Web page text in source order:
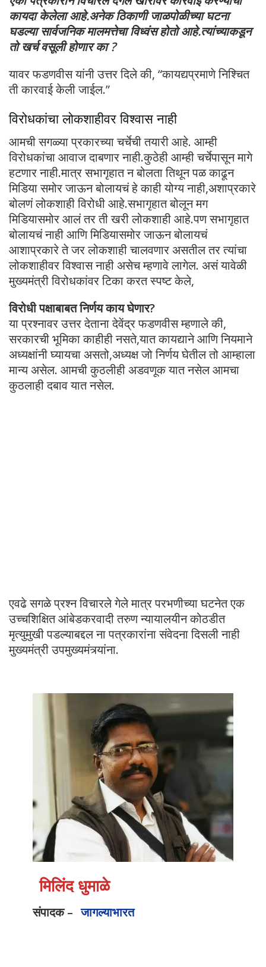
कायदा केलेला आहे.अनेक ठिकाणी जाळपोळीच्या घटना
घडल्या सार्वजनिक मालमत्तेचा विध्वंस होतो आहे.त्यांच्याकडून
तो खर्च वसूली होणार का ?
यावर फडणवीस यांनी उत्तर दिले की, “कायद्यप्रमाणे निश्चित
ती कारवाई केली जाईल.”
विरोधकांचा लोकशाहीवर विश्वास नाही
आमची सगळ्या प्रकारच्या चर्चेची तयारी आहे. आम्ही
विरोधकांचा आवाज दाबणार नाही.कुठेही आम्ही चर्चेपासून मागे
हटणार नाही.मात्र सभागृहात न बोलता तिथून पळ काढून
मिडिया समोर जाऊन बोलायचं हे काही योग्य नाही,अशाप्रकारे
बोलणं लोकशाही विरोधी आहे.सभागृहात बोलून मग
मिडियासमोर आलं तर ती खरी लोकशाही आहे.पण सभागृहात
बोलायचं नाही आणि मिडियासमोर जाऊन बोलायचं
आशाप्रकारे ते जर लोकशाही चालवणार असतील तर त्यांचा
लोकशाहीवर विश्वास नाही असेच म्हणावे लागेल. असं यावेळी
मुख्यमंत्री विरोधकांवर टिका करत स्पष्ट केले,
विरोधी पक्षाबाबत निर्णय काय घेणार?
या प्रश्नावर उत्तर देताना देवेंद्र फडणवीस म्हणाले की,
सरकारची भूमिका काहीही नसते,यात कायद्याने आणि नियमाने
अध्यक्षांनी घ्यायचा असतो,अध्यक्ष जो निर्णय घेतील तो आम्हाला
मान्य असेल. आमची कुठलीही अडवणूक यात नसेल आमचा
कुठलाही दबाव यात नसेल.
एवढे सगळे प्रश्न विचारले गेले मात्र परभणीच्या घटनेत एक
उच्चशिक्षित आंबेडकरवादी तरुण न्यायालयीन कोठडीत
मृत्युमुखी पडल्याबद्दल ना पत्रकारांना संवेदना दिसली नाही
मुख्यमंत्री उपमुख्यमंत्र्यांना.
मिलिंद धुमाळे
संपादक – जागल्याभारत